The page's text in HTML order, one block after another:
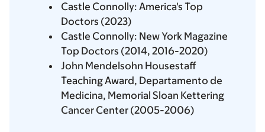
Castle Connolly: America's Top
Doctors (2023)
Castle Connolly: New York Magazine
Top Doctors (2014, 2016-2020)
John Mendelsohn Housestaff
Teaching Award, Departamento de
Medicina, Memorial Sloan Kettering
Cancer Center (2005-2006)